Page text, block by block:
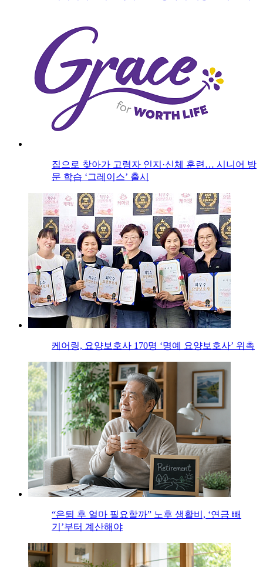
집으로 찾아가 고령자 인지·신체 훈련… 시니어 방
문 학습 ‘그레이스’ 출시
케어링, 요양보호사 170명 ‘명예 요양보호사’ 위촉
“은퇴 후 얼마 필요할까” 노후 생활비, ‘연금 빼
기’부터 계산해야